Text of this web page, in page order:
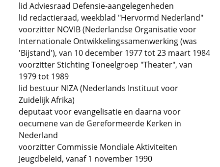
lid Adviesraad Defensie-aangelegenheden
lid redactieraad, weekblad "Hervormd Nederland"
voorzitter NOVIB (Nederlandse Organisatie voor
Internationale Ontwikkelingssamenwerking (was
'Bijstand'), van 10 december 1977 tot 23 maart 1984
voorzitter Stichting Toneelgroep "Theater", van
1979 tot 1989
lid bestuur NIZA (Nederlands Instituut voor
Zuidelijk Afrika)
deputaat voor evangelisatie en daarna voor
oecumene van de Gereformeerde Kerken in
Nederland
voorzitter Commissie Mondiale Aktiviteiten
Jeugdbeleid, vanaf 1 november 1990